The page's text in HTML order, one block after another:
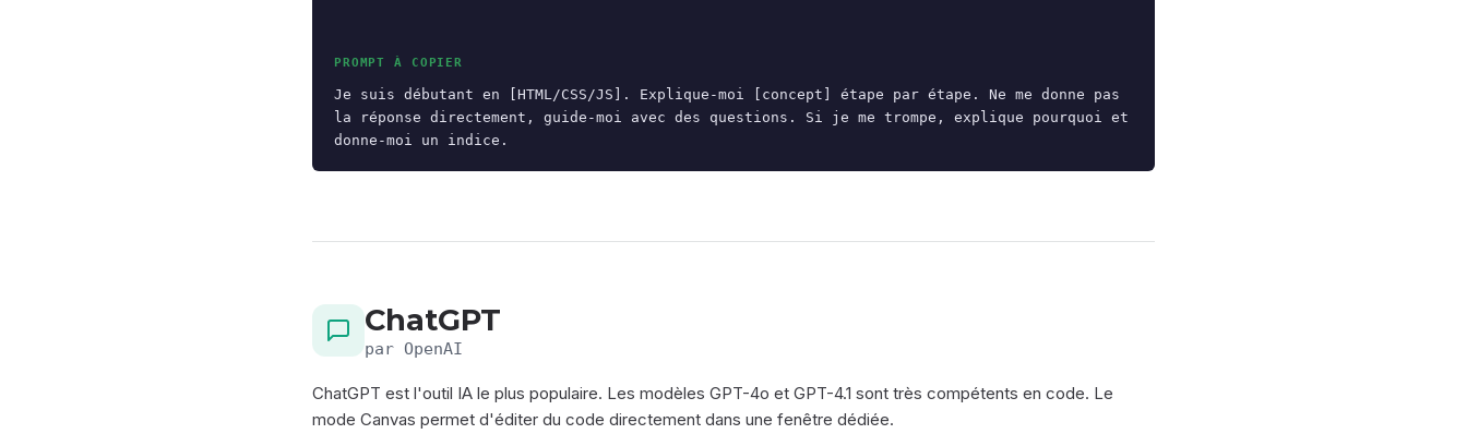
PROMPT À COPIER
Je suis débutant en [HTML/CSS/JS]. Explique-moi [concept] étape par étape. Ne me donne pas
la réponse directement, guide-moi avec des questions. Si je me trompe, explique pourquoi et
donne-moi un indice.
ChatGPT
par OpenAI
ChatGPT est l'outil IA le plus populaire. Les modèles GPT-4o et GPT-4.1 sont très compétents en code. Le
mode Canvas permet d'éditer du code directement dans une fenêtre dédiée.